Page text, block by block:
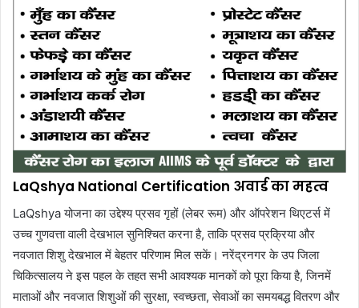
LaQshya National Certification अवार्ड का महत्व
LaQshya योजना का उद्देश्य प्रसव गृहों (लेबर रूम) और ऑपरेशन थिएटर्स में
उच्च गुणवत्ता वाली देखभाल सुनिश्चित करना है, ताकि प्रसव प्रक्रिया और
नवजात शिशु देखभाल में बेहतर परिणाम मिल सकें। नरेंद्रनगर के उप जिला
चिकित्सालय ने इस पहल के तहत सभी आवश्यक मानकों को पूरा किया है, जिनमें
माताओं और नवजात शिशुओं की सुरक्षा, स्वच्छता, सेवाओं का समयबद्ध वितरण और